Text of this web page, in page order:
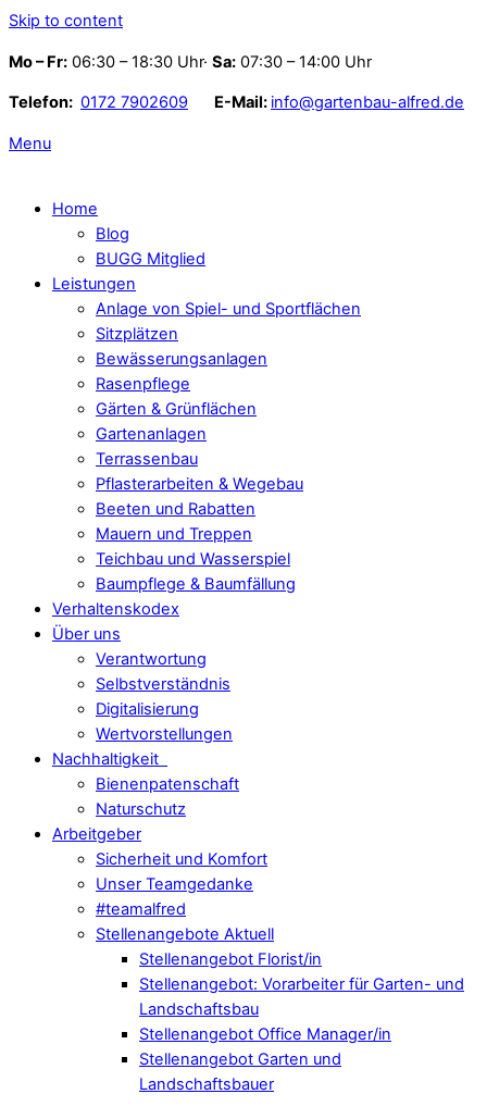
Skip to content
Mo – Fr: 06:30 – 18:30 Uhr· Sa: 07:30 – 14:00 Uhr
Telefon: 0172 7902609 E-Mail: info@gartenbau-alfred.de
Menu
Home
Blog
BUGG Mitglied
Leistungen
Anlage von Spiel- und Sportflächen
Sitzplätzen
Bewässerungsanlagen
Rasenpflege
Gärten & Grünflächen
Gartenanlagen
Terrassenbau
Pflasterarbeiten & Wegebau
Beeten und Rabatten
Mauern und Treppen
Teichbau und Wasserspiel
Baumpflege & Baumfällung
Verhaltenskodex
Über uns
Verantwortung
Selbstverständnis
Digitalisierung
Wertvorstellungen
Nachhaltigkeit
Bienenpatenschaft
Naturschutz
Arbeitgeber
Sicherheit und Komfort
Unser Teamgedanke
#teamalfred
Stellenangebote Aktuell
Stellenangebot Florist/in
Stellenangebot: Vorarbeiter für Garten- und
Landschaftsbau
Stellenangebot Office Manager/in
Stellenangebot Garten und
Landschaftsbauer